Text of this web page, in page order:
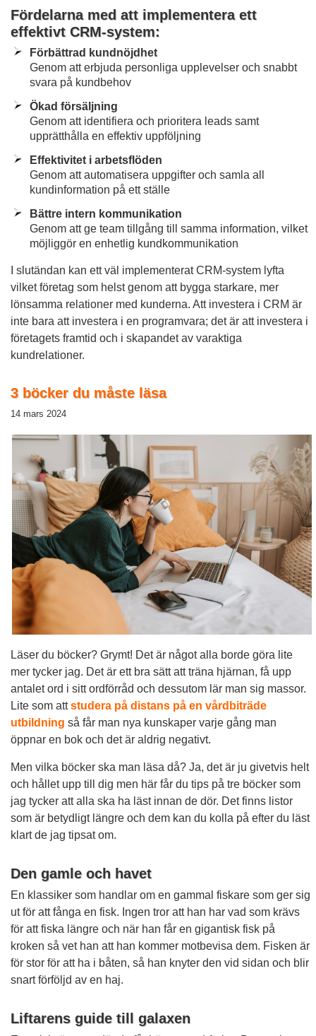
Fördelarna med att implementera ett
effektivt CRM-system:
Förbättrad kundnöjdhet
Genom att erbjuda personliga upplevelser och snabbt
svara på kundbehov
Ökad försäljning
Genom att identifiera och prioritera leads samt
upprätthålla en effektiv uppföljning
Effektivitet i arbetsflöden
Genom att automatisera uppgifter och samla all
kundinformation på ett ställe
Bättre intern kommunikation
Genom att ge team tillgång till samma information, vilket
möjliggör en enhetlig kundkommunikation
I slutändan kan ett väl implementerat CRM-system lyfta
vilket företag som helst genom att bygga starkare, mer
lönsamma relationer med kunderna. Att investera i CRM är
inte bara att investera i en programvara; det är att investera i
företagets framtid och i skapandet av varaktiga
kundrelationer.
3 böcker du måste läsa
14 mars 2024
Läser du böcker? Grymt! Det är något alla borde göra lite
mer tycker jag. Det är ett bra sätt att träna hjärnan, få upp
antalet ord i sitt ordförråd och dessutom lär man sig massor.
Lite som attstudera på distans på en vårdbiträde
utbildning så får man nya kunskaper varje gång man
öppnar en bok och det är aldrig negativt.
Men vilka böcker ska man läsa då? Ja, det är ju givetvis helt
och hållet upp till dig men här får du tips på tre böcker som
jag tycker att alla ska ha läst innan de dör. Det finns listor
som är betydligt längre och dem kan du kolla på efter du läst
klart de jag tipsat om.
Den gamle och havet
En klassiker som handlar om en gammal fiskare som ger sig
ut för att fånga en fisk. Ingen tror att han har vad som krävs
för att fiska längre och när han får en gigantisk fisk på
kroken så vet han att han kommer motbevisa dem. Fisken är
för stor för att ha i båten, så han knyter den vid sidan och blir
snart förföljd av en haj.
Liftarens guide till galaxen